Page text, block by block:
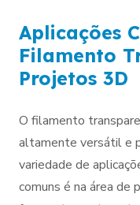
Aplicações
Filamento
Projetos 3D
O filamento
altamente versátil e
variedade de
comuns é na área